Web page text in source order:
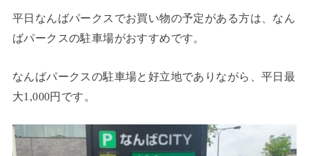
平日なんばパークスでお買い物の予定がある方は、なん
ばパークスの駐車場がおすすめです。
なんばパークスの駐車場と好立地でありながら、平日最
大1,000円です。